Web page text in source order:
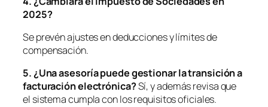
2025?
Se prevén ajustes en deducciones y límites de
compensación.
5. ¿Una asesoría puede gestionar la transición a
facturación electrónica?Sí, y además revisa que
el sistema cumpla con los requisitos oficiales.